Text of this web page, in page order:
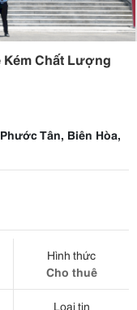
Kém Chất Lượng
Tân, Biên Hòa,
Hình thức
Cho thuê
Loại tin